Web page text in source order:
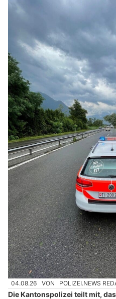
04.08.26 VON POLIZEI.NEWS
Die Kantonspolizei teilt mit,